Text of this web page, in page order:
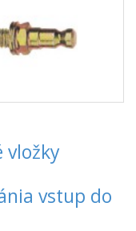
vložky
vstup do